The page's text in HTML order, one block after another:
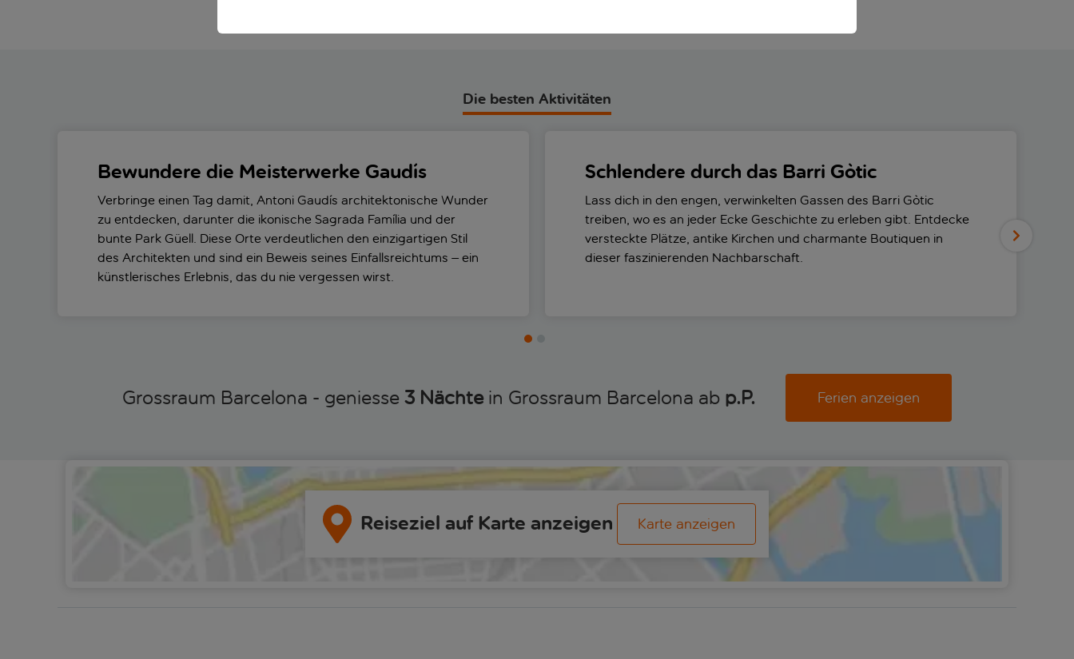
Die besten Aktivitäten
Bewundere die Meisterwerke Gaudís
Verbringe einen Tag damit, Antoni Gaudís architektonische Wunder
zu entdecken, darunter die ikonische Sagrada Família und der
bunte Park Güell. Diese Orte verdeutlichen den einzigartigen Stil
des Architekten und sind ein Beweis seines Einfallsreichtums – ein
künstlerisches Erlebnis, das du nie vergessen wirst.
Schlendere durch das Barri Gòtic
Lass dich in den engen, verwinkelten Gassen des Barri Gòtic
treiben, wo es an jeder Ecke Geschichte zu erleben gibt. Entdecke
versteckte Plätze, antike Kirchen und charmante Boutiquen in
dieser faszinierenden Nachbarschaft.
Grossraum Barcelona - geniesse 3 Nächtein Grossraum Barcelona ab p.P. Ferien anzeigen
Reiseziel auf Karte anzeigen Karte anzeigen